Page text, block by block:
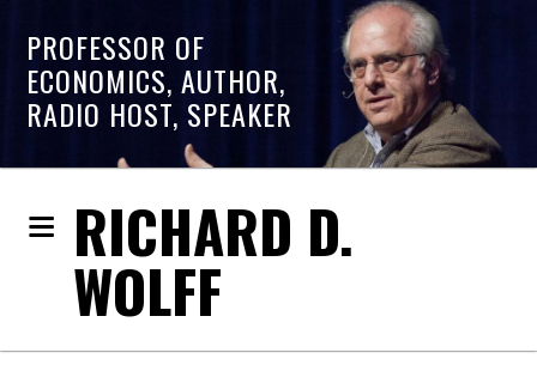
PROFESSOR OF
ECONOMICS, AUTHOR,
RADIO HOST, SPEAKER
RICHARD D.
WOLFF